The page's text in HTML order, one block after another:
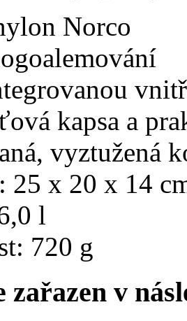
Norco
kapsa a
vyztužená
25 x 20 x 14
l
720 g
zařazen v